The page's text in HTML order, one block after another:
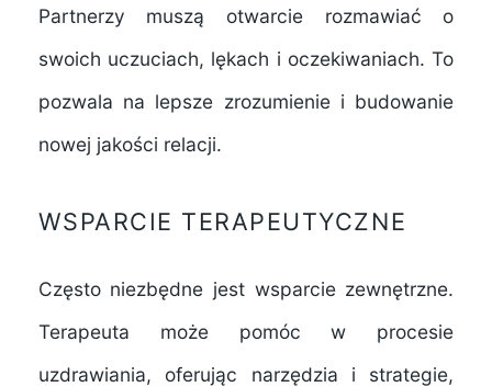
Partnerzy muszą otwarcie rozmawiać o
swoich uczuciach, lękach i oczekiwaniach. To
pozwala na lepsze zrozumienie i budowanie
nowej jakości relacji.
WSPARCIE TERAPEUTYCZNE
Często niezbędne jest wsparcie zewnętrzne.
Terapeuta może pomóc w procesie
uzdrawiania, oferując narzędzia i strategie,